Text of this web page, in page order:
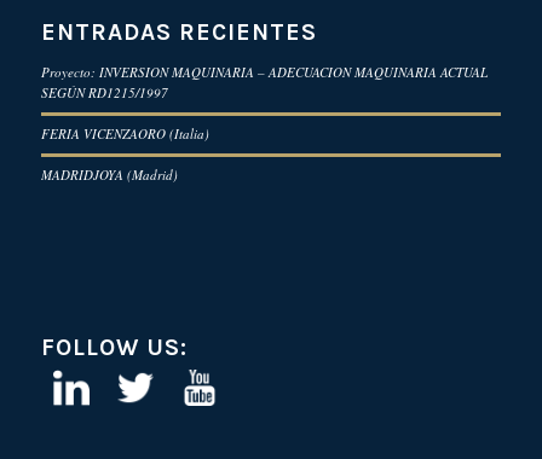
ENTRADAS RECIENTES
Proyecto: INVERSION MAQUINARIA – ADECUACION MAQUINARIA ACTUAL
SEGÚN RD1215/1997
FERIA VICENZAORO (Italia)
MADRIDJOYA (Madrid)
FOLLOW US: